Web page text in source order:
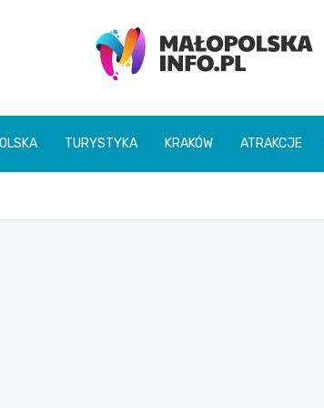
Małopolska Info
TURYSTYKA KRAKÓW ATRAKCJE